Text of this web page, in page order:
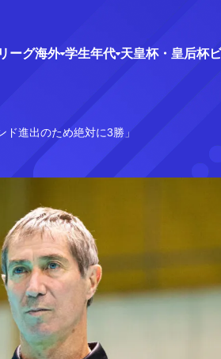
ーグ海外 学生年代 天皇杯・皇后杯
ド進出のため絶対に3勝」